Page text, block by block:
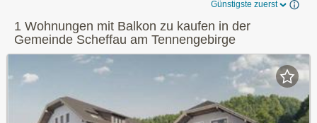
Günstigste zuerst
1 Wohnungen mit Balkon zu kaufen in der
Gemeinde Scheffau am Tennengebirge